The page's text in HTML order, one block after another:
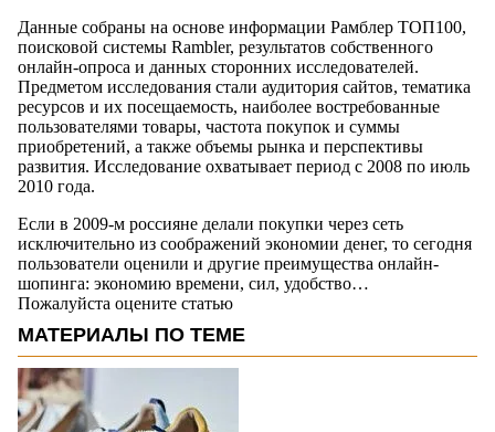
Данные собраны на основе информации Рамблер ТОП100,
поисковой системы Rambler, результатов собственного
онлайн-опроса и данных сторонних исследователей.
Предметом исследования стали аудитория сайтов, тематика
ресурсов и их посещаемость, наиболее востребованные
пользователями товары, частота покупок и суммы
приобретений, а также объемы рынка и перспективы
развития. Исследование охватывает период с 2008 по июль
2010 года.
Если в 2009-м россияне делали покупки через сеть
исключительно из соображений экономии денег, то сегодня
пользователи оценили и другие преимущества онлайн-
шопинга: экономию времени, сил, удобство…
Пожалуйста оцените статью
МАТЕРИАЛЫ ПО ТЕМЕ